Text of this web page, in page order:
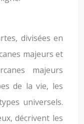
divisées en
majeurs et
majeurs
de la vie, les
universels.
décrivent les